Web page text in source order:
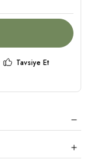
Tavsiye Et